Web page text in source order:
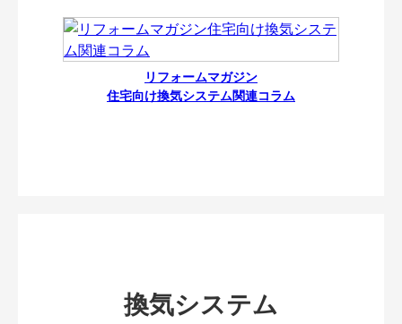
リフォームマガジン
住宅向け換気システム関連コラム
換気システム